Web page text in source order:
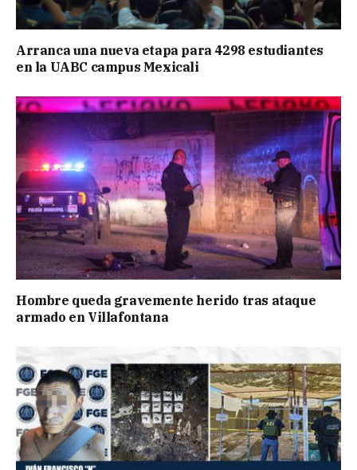
Arranca una nueva etapa para 4298 estudiantes
en la UABC campus Mexicali
Hombre queda gravemente herido tras ataque
armado en Villafontana